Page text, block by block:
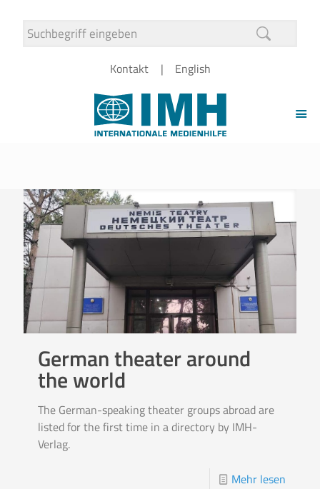
Kontakt English
German theater around
the world
The German-speaking theater groups abroad are
listed for the first time in a directory by IMH-
Verlag.
Mehr lesen